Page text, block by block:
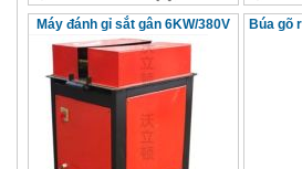
Máy đánh gỉ sắt gân 6KW/380V Búa gõ